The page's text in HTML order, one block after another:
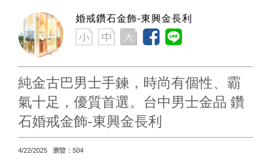
婚戒鑽石金飾-東興金長利
純金古巴男士手鍊，時尚有個性、霸
氣十足，優質首選。台中男士金品 鑽
石婚戒金飾-東興金長利
4/22/2025 瀏覽：504